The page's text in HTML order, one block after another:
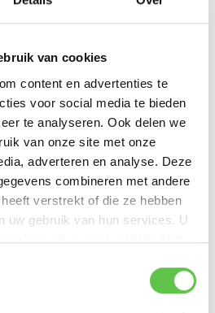
van cookies
content en advertenties te
voor social media te bieden
te analyseren. Ook delen we
van onze site met onze
adverteren en analyse. Deze
combineren met andere
verstrekt of die ze hebben
uw gebruik van hun services. U
als u onze website blijft
Omni Antenne, 6port (MR53E)
ANT-3-D6